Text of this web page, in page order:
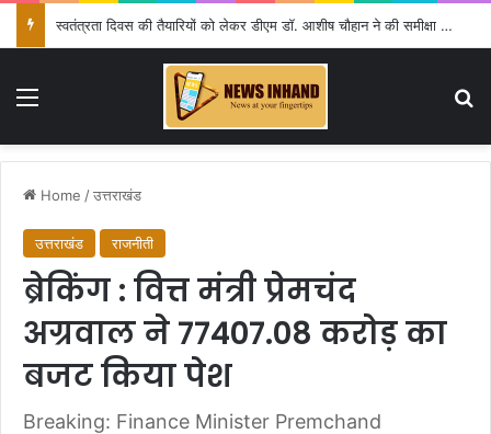
स्वतंत्रता दिवस की तैयारियों को लेकर डीएम डॉ. आशीष चौहान ने की समीक्षा बैठक
Menu
Home /उत्तराखंड
उत्तराखंड राजनीती
ब्रेकिंग : वित्त मंत्री प्रेमचंद
अग्रवाल ने 77407.08 करोड़ का
बजट किया पेश
Breaking: Finance Minister Premchand